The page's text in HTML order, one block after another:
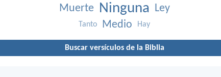
Muerte Ninguna Ley
Tanto Medio Hay
Buscar versículos de la Biblia